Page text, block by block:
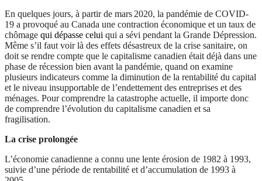
En quelques jours, à partir de mars 2020, la pandémie de COVID-
19 a provoqué au Canada une contraction économique et un taux de
chômage qui dépasse celui qui a sévi pendant la Grande Dépression.
Même s’il faut voir là des effets désastreux de la crise sanitaire, on
doit se rendre compte que le capitalisme canadien était déjà dans une
phase de récession bien avant la pandémie, quand on examine
plusieurs indicateurs comme la diminution de la rentabilité du capital
et le niveau insupportable de l’endettement des entreprises et des
ménages. Pour comprendre la catastrophe actuelle, il importe donc
de comprendre l’évolution du capitalisme canadien et sa
fragilisation.
La crise prolongée
L’économie canadienne a connu une lente érosion de 1982 à 1993,
suivie d’une période de rentabilité et d’accumulation de 1993 à